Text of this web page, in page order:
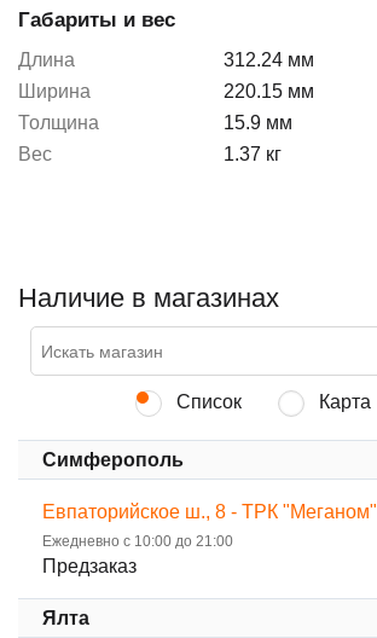
Габариты и вес
Длина
312.24 мм
Ширина
220.15 мм
Толщина
15.9 мм
Вес
1.37 кг
Наличие в магазинах
Список Карта
Симферополь
Евпаторийское ш., 8 - ТРК "Меганом"
Ежедневно с 10:00 до 21:00
Предзаказ
Ялта